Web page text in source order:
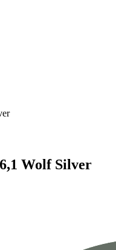
Wolf Silver